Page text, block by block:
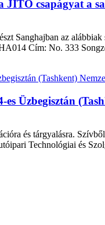
JITO csapágyat a
Sanghajban az
Cím: No. 333
es Üzbegisztán
és tárgyalásra.
Technológiai és